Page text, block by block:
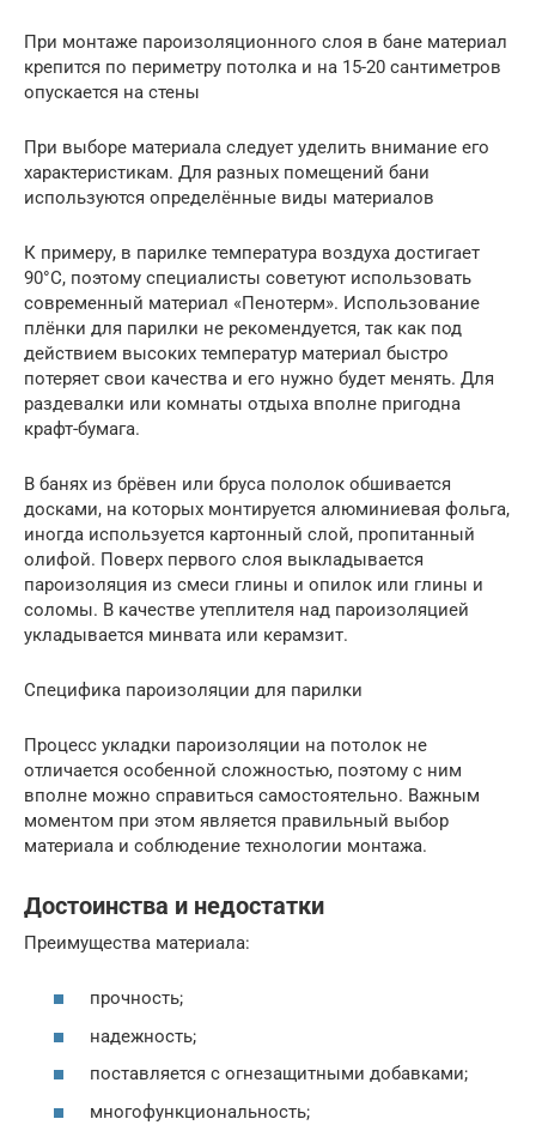
При монтаже пароизоляционного слоя в бане материал
крепится по периметру потолка и на 15-20 сантиметров
опускается на стены
При выборе материала следует уделить внимание его
характеристикам. Для разных помещений бани
используются определённые виды материалов
К примеру, в парилке температура воздуха достигает
90°C, поэтому специалисты советуют использовать
современный материал «Пенотерм». Использование
плёнки для парилки не рекомендуется, так как под
действием высоких температур материал быстро
потеряет свои качества и его нужно будет менять. Для
раздевалки или комнаты отдыха вполне пригодна
крафт-бумага.
В банях из брёвен или бруса пололок обшивается
досками, на которых монтируется алюминиевая фольга,
иногда используется картонный слой, пропитанный
олифой. Поверх первого слоя выкладывается
пароизоляция из смеси глины и опилок или глины и
соломы. В качестве утеплителя над пароизоляцией
укладывается минвата или керамзит.
Специфика пароизоляции для парилки
Процесс укладки пароизоляции на потолок не
отличается особенной сложностью, поэтому с ним
вполне можно справиться самостоятельно. Важным
моментом при этом является правильный выбор
материала и соблюдение технологии монтажа.
Достоинства и недостатки
Преимущества материала:
прочность;
надежность;
поставляется с огнезащитными добавками;
многофункциональность;